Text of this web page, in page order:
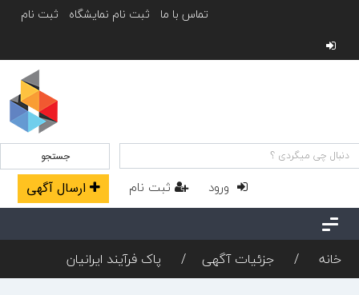
تماس با ما ثبت نام نمایشگاه ثبت نام
جستجو
ورود ثبت نام ارسال آگهی
خانه جزئیات آگهی پاک فرآیند ایرانیان